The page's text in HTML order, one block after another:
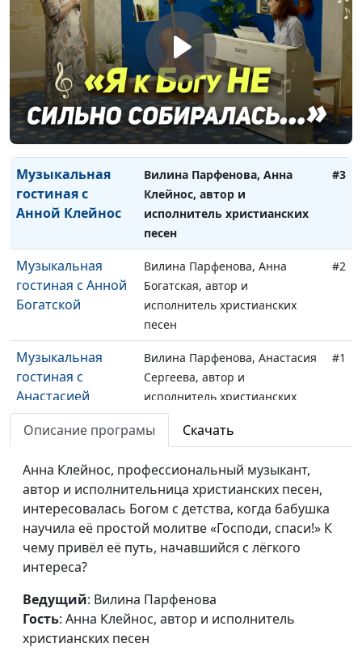
Музыкальная
гостиная с
Радмилой Спивак
Вилина Парфенова, Радмила
Спивак, автор и исполнитель
христианских песен
#5
Музыкальная
гостиная с
Вилиной
Парфёновой
Сергей Парфенов, Вилина
Парфенова, автор и
исполнитель христианских
песен
#4
Музыкальная
гостиная с
Анной Клейнос
Вилина Парфенова, Анна
Клейнос, автор и
исполнитель христианских
песен
#3
Музыкальная
гостиная с Анной
Богатской
Вилина Парфенова, Анна
Богатская, автор и
исполнитель христианских
песен
#2
Музыкальная
гостиная с
Анастасией
Сергеевой
Вилина Парфенова, Анастасия
Сергеева, автор и
исполнитель христианских
песен
#1
Описание програмы Скачать
Анна Клейнос, профессиональный музыкант,
автор и исполнительница христианских песен,
интересовалась Богом с детства, когда бабушка
научила её простой молитве «Господи, спаси!» К
чему привёл её путь, начавшийся с лёгкого
интереса?
Ведущий: Вилина Парфенова
Гость: Анна Клейнос, автор и исполнитель
христианских песен